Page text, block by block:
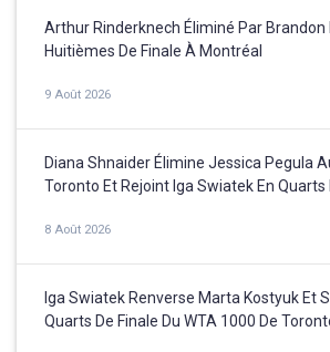
Arthur Rinderknech Éliminé Par Brandon
Huitièmes De Finale À Montréal
9 Août 2026
Diana Shnaider Élimine Jessica Pegula
Toronto Et Rejoint Iga Swiatek En Quarts
8 Août 2026
Iga Swiatek Renverse Marta Kostyuk Et
Quarts De Finale Du WTA 1000 De